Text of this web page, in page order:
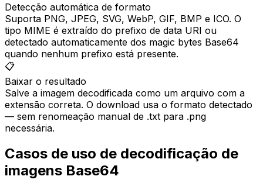
Detecção automática de formato
Suporta PNG, JPEG, SVG, WebP, GIF, BMP e ICO. O
tipo MIME é extraído do prefixo de data URI ou
detectado automaticamente dos magic bytes Base64
quando nenhum prefixo está presente.
📋
Baixar o resultado
Salve a imagem decodificada como um arquivo com a
extensão correta. O download usa o formato detectado
— sem renomeação manual de .txt para .png
necessária.
Casos de uso de decodificação de
imagens Base64